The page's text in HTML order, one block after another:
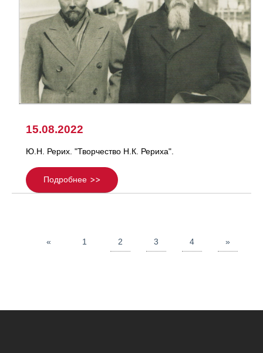
15.08.2022
Ю.Н. Рерих. "Творчество Н.К. Рериха".
Подробнее
« 1 2 3 4 »